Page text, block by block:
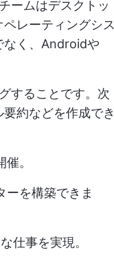
ームはデスクトッ
レーティングシス
なく、Androidや
することです。次
要約などを作成でき
。
ーを構築できま
仕事を実現。